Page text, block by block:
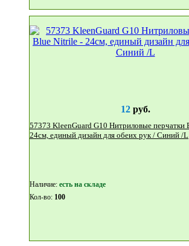
12руб.
57373 KleenGuard G10 Нитриловые перчатки Blue Nitrile -
24см, единый дизайн для обеих рук / Синий /L
Наличие: eсть на складе
Кол-во: 100